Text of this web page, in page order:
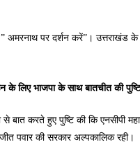
पर दर्शन करें”। उत्तराखंड के
लिए भाजपा के साथ बातचीत की
से बात करते हुए पुष्टि की कि एनसीपी
पवार की सरकार अल्पकालिक रही।